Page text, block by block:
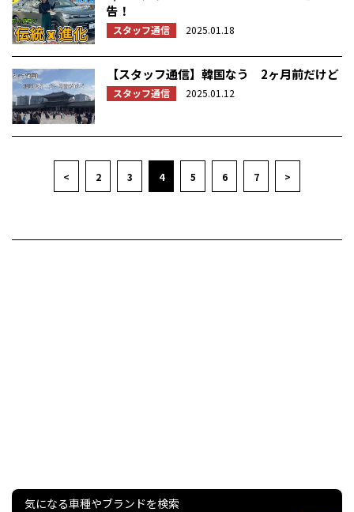
告！
スタッフ通信 2025.01.18
【スタッフ通信】韓国なう 2ヶ月前だけど
スタッフ通信 2025.01.12
< 2 3 4 5 6 7 >
気になる車種やブランドを検索